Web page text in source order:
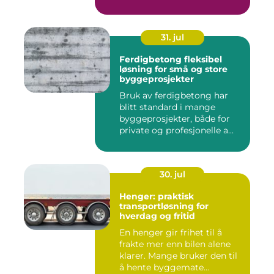
31. jul
Ferdigbetong fleksibel
løsning for små og store
byggeprosjekter
Bruk av ferdigbetong har
blitt standard i mange
byggeprosjekter, både for
private og profesjonelle a...
30. jul
Henger: praktisk
transportløsning for
hverdag og fritid
En henger gir frihet til å
frakte mer enn bilen alene
klarer. Mange bruker den til
å hente byggemate...